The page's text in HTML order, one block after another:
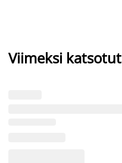
Viimeksi katsotut